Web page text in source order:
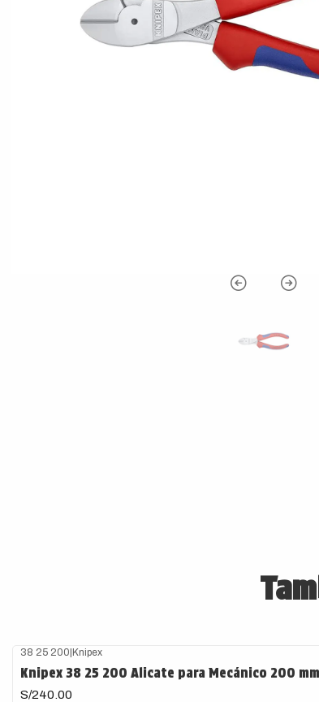
38 25 200|Knipex
Knipex 38 25 200 Alicate para Mecánico 200 mm
S/240.00